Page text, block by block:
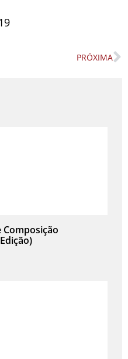
PRÓXIMA